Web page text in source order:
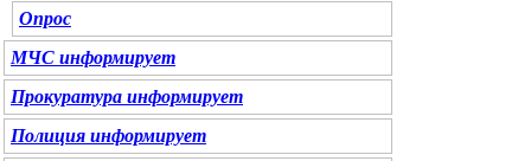
Опрос
МЧС информирует
Прокуратура информирует
Полиция информирует